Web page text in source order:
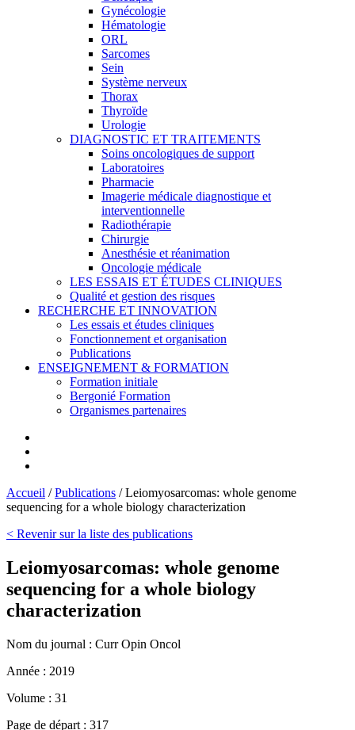
Gynécologie
Hématologie
ORL
Sarcomes
Sein
Système nerveux
Thorax
Thyroïde
Urologie
DIAGNOSTIC ET TRAITEMENTS
Soins oncologiques de support
Laboratoires
Pharmacie
Imagerie médicale diagnostique et
interventionnelle
Radiothérapie
Chirurgie
Anesthésie et réanimation
Oncologie médicale
LES ESSAIS ET ÉTUDES CLINIQUES
Qualité et gestion des risques
RECHERCHE ET INNOVATION
Les essais et études cliniques
Fonctionnement et organisation
Publications
ENSEIGNEMENT & FORMATION
Formation initiale
Bergonié Formation
Organismes partenaires
Accueil /Publications /Leiomyosarcomas: whole genome
sequencing for a whole biology characterization
< Revenir sur la liste des publications
Leiomyosarcomas: whole genome
sequencing for a whole biology
characterization
Nom du journal : Curr Opin Oncol
Année : 2019
Volume : 31
Page de départ : 317